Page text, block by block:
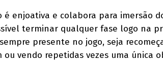
é enjoativa e colabora para imersão
terminar qualquer fase logo na
presente no jogo, seja
ou vendo repetidas vezes uma única